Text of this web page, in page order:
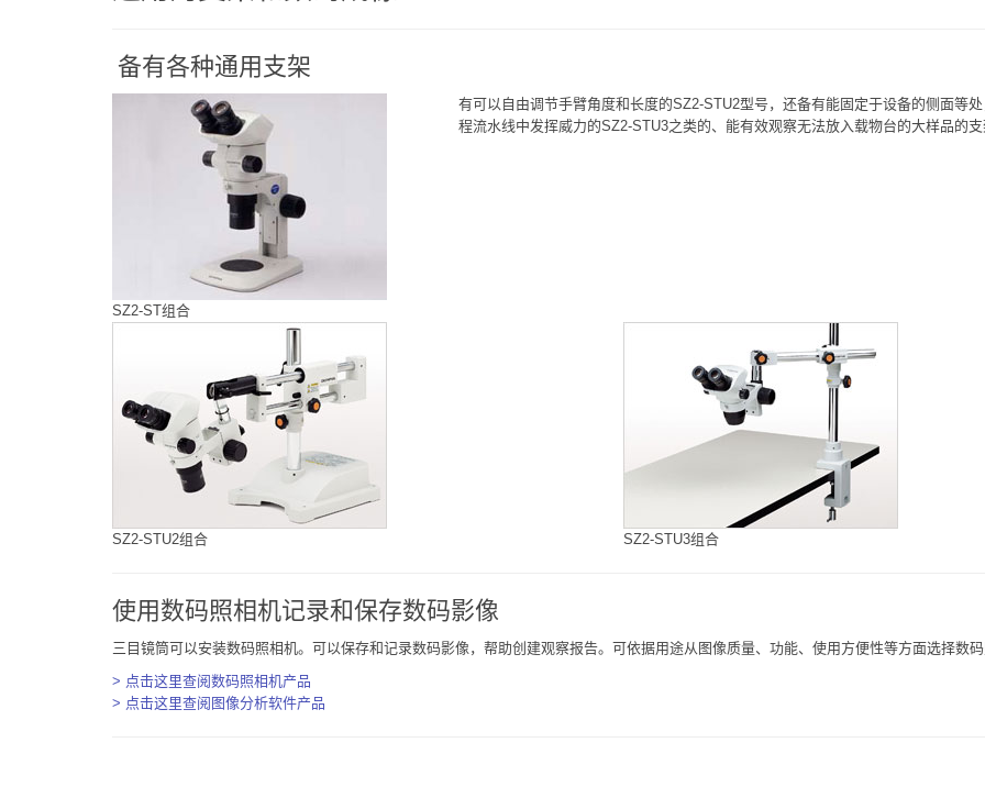
备有各种通用支架
SZ2-ST组合
有可以自由调节手臂角度和长度的SZ2-STU2型号，还备有能固定于设备的侧面等
程流水线中发挥威力的SZ2-STU3之类的、能有效观察无法放入载物台的大样品的支
SZ2-STU2组合 SZ2-STU3组合
使用数码照相机记录和保存数码影像
三目镜筒可以安装数码照相机。可以保存和记录数码影像，帮助创建观察报告。可依据用途从图像质量、功能、使用方便性等方面选择数码
> 点击这里查阅数码照相机产品
> 点击这里查阅图像分析软件产品